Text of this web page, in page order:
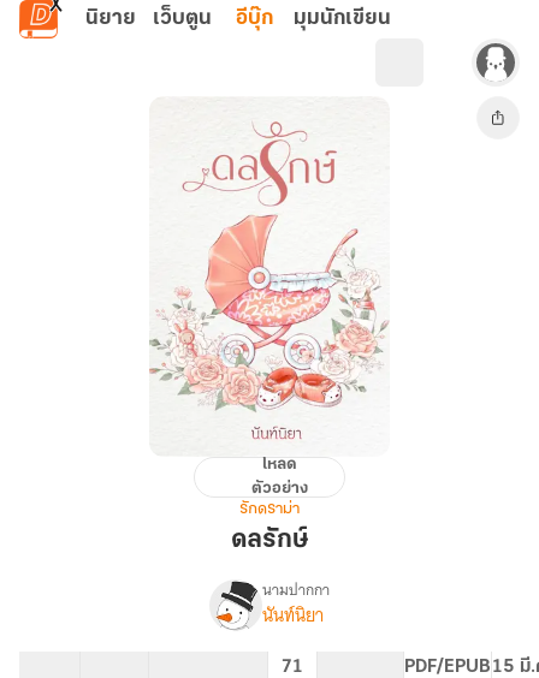
ข้ามไปยังเนื้อหาหลัก
นิยาย เว็บตูน อีบุ๊ก มุมนักเขียน
โหลด
ตัวอย่าง
รักดราม่า
ดลรักษ์
เรื่อง
รักษ์
นามปากกา
นันท์นิยา
71 PDF/EPUB15 มี